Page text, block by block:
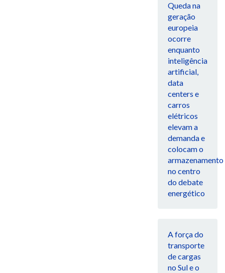
Queda na
geração
europeia
ocorre
enquanto
inteligência
artificial,
data
centers e
carros
elétricos
elevam a
demanda e
colocam o
armazenamento
no centro
do debate
energético
A força do
transporte
de cargas
no Sul e o